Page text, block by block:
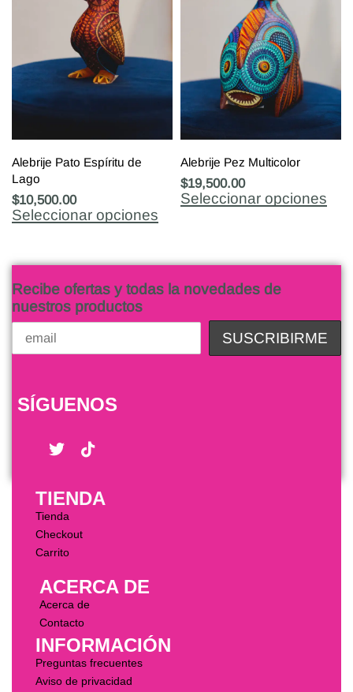
Alebrije Pato Espíritu de
Lago
$10,500.00
Seleccionar opciones
Alebrije Pez Multicolor
$19,500.00
Seleccionar opciones
Recibe ofertas y todas la novedades de
nuestros productos
SÍGUENOS
TIENDA
Tienda
Checkout
Carrito
ACERCA DE
Acerca de
Contacto
INFORMACIÓN
Preguntas frecuentes
Aviso de privacidad